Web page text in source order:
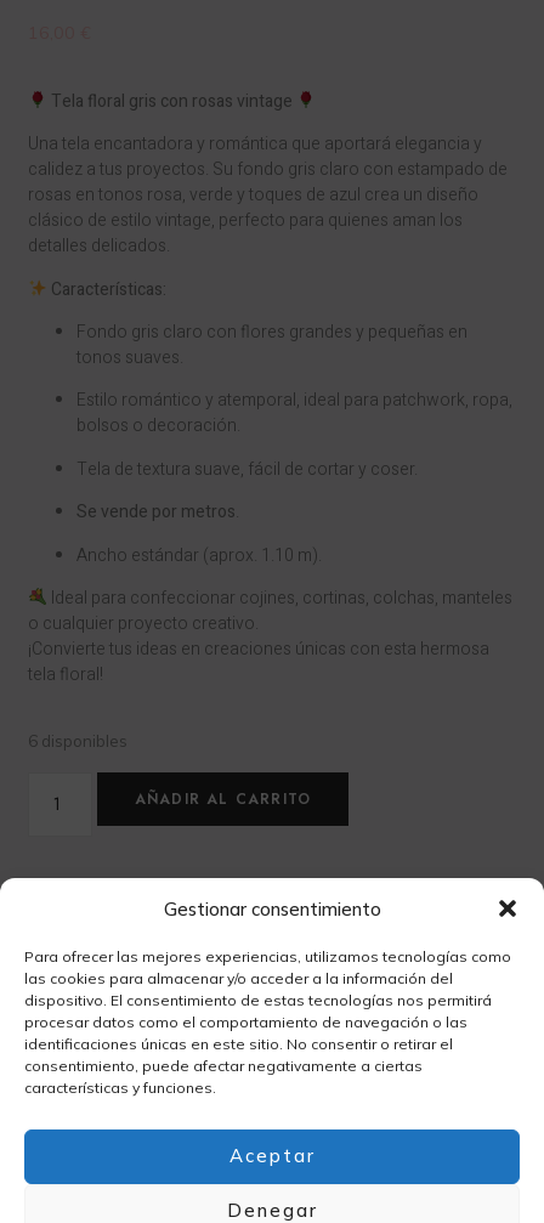
Gestionar consentimiento
Para ofrecer las mejores experiencias, utilizamos tecnologías como
las cookies para almacenar y/o acceder a la información del
dispositivo. El consentimiento de estas tecnologías nos permitirá
procesar datos como el comportamiento de navegación o las
identificaciones únicas en este sitio. No consentir o retirar el
consentimiento, puede afectar negativamente a ciertas
características y funciones.
Aceptar
Denegar
Tela floral gris con rosas vintage
Una tela encantadora y romántica que aportará elegancia y
calidez a tus proyectos. Su fondo gris claro con estampado de
rosas en tonos rosa, verde y toques de azul crea un diseño
clásico de estilo vintage, perfecto para quienes aman los
detalles delicados.
Características:
Fondo gris claro con flores grandes y pequeñas en
tonos suaves.
Estilo romántico y atemporal, ideal para patchwork, ropa,
bolsos o decoración.
Tela de textura suave, fácil de cortar y coser.
Se vende por metros.
Ancho estándar (aprox. 1.10 m).
Ideal para confeccionar cojines, cortinas, colchas, manteles
o cualquier proyecto creativo.
¡Convierte tus ideas en creaciones únicas con esta hermosa
tela floral!
6 disponibles
AÑADIR AL CARRITO
PATCHWORK,TELAS
Información adicional